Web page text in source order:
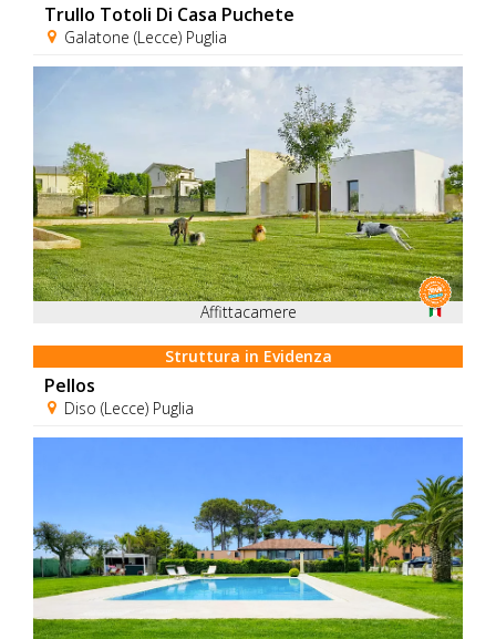
Trullo Totoli Di Casa Puchete
Galatone (Lecce) Puglia
Affittacamere
Struttura in Evidenza
Pellos
Diso (Lecce) Puglia